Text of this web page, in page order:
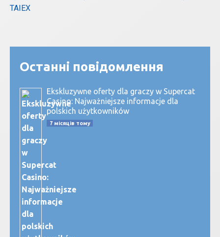
Останні повідомлення
Ekskluzywne oferty dla graczy w Supercat
Casino: Najważniejsze informacje dla
polskich użytkowników
7 місяців тому